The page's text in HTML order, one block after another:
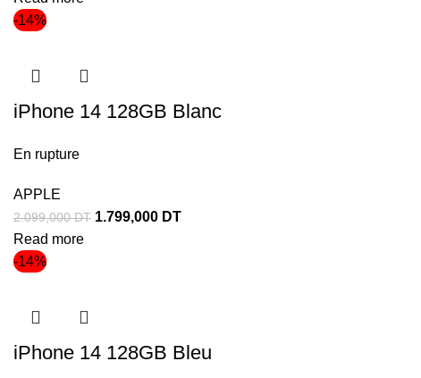
-14%
iPhone 14 128GB Blanc
En rupture
APPLE
2.099,000DT 1.799,000 DT
Read more
-14%
iPhone 14 128GB Bleu